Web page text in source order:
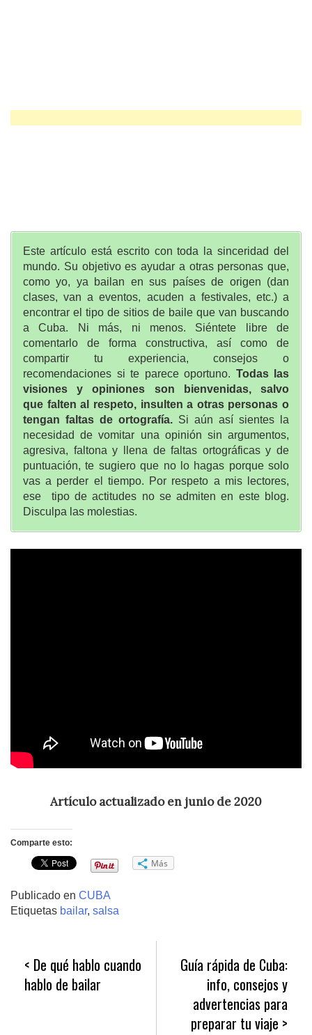
Este artículo está escrito con toda la sinceridad del
mundo. Su objetivo es ayudar a otras personas que,
como yo, ya bailan en sus países de origen (dan
clases, van a eventos, acuden a festivales, etc.) a
encontrar el tipo de sitios de baile que van buscando
a Cuba. Ni más, ni menos. Siéntete libre de
comentarlo de forma constructiva, así como de
compartir tu experiencia, consejos o
recomendaciones si te parece oportuno. Todas las
visiones y opiniones son bienvenidas, salvo
que falten al respeto, insulten a otras personas o
tengan faltas de ortografía. Si aún así sientes la
necesidad de vomitar una opinión sin argumentos,
agresiva, faltona y llena de faltas ortográficas y de
puntuación, te sugiero que no lo hagas porque solo
vas a perder el tiempo. Por respeto a mis lectores,
ese tipo de actitudes no se admiten en este blog.
Disculpa las molestias.
Artículo actualizado en junio de 2020
Comparte esto:
Más
Publicado en CUBA
Etiquetas bailar, salsa
Navegación
de
De qué hablo cuando
hablo de bailar
Guía rápida de Cuba:
info, consejos y
advertencias para
preparar tu viaje